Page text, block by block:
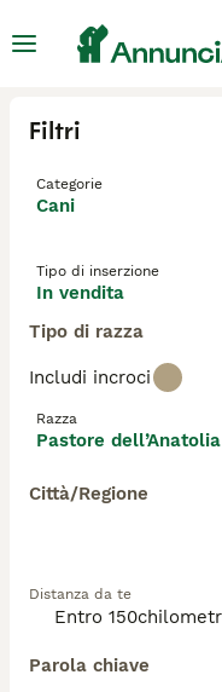
Filtri
Categorie
Cani
Tipo di inserzione
In vendita
Tipo di razza
Includi incroci
Razza
Pastore dell’Anatolia
Città/Regione
Distanza da te
Parola chiave